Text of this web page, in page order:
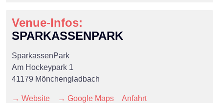
Venue-Infos:
SPARKASSENPARK
SparkassenPark
Am Hockeypark 1
41179 Mönchengladbach
→ Website → Google Maps Anfahrt